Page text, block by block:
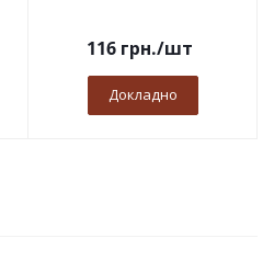
116грн./шт
Докладно